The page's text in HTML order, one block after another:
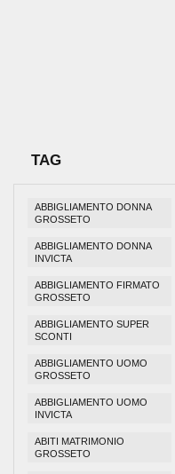
TAG
ABBIGLIAMENTO DONNA
GROSSETO
ABBIGLIAMENTO DONNA
INVICTA
ABBIGLIAMENTO FIRMATO
GROSSETO
ABBIGLIAMENTO SUPER
SCONTI
ABBIGLIAMENTO UOMO
GROSSETO
ABBIGLIAMENTO UOMO
INVICTA
ABITI MATRIMONIO
GROSSETO